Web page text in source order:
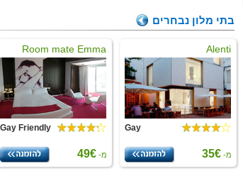
בתי מלון נבחרים
Alenti
Gay
מ- 35€
Room mate Emma
Gay Friendly
מ- 49€